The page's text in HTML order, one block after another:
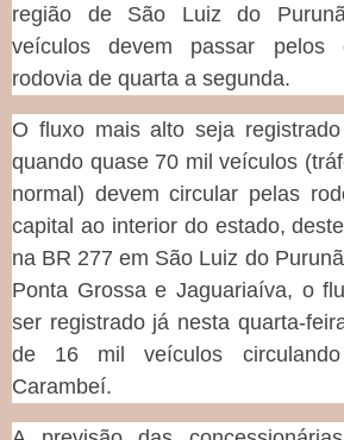
região de São Luiz do
veículos devem passar pelos
rodovia de quarta a segunda.
O fluxo mais alto seja
quando quase 70 mil veículos
normal) devem circular pelas
capital ao interior do estado,
na BR 277 em São Luiz do
Ponta Grossa e Jaguariaíva, o
ser registrado já nesta quarta-
de 16 mil veículos
Carambeí.